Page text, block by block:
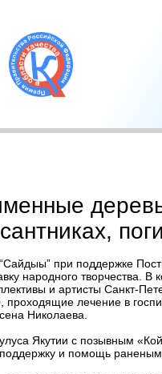
при поддержке
народного творчества. В
и артисты Санкт-
лечение в
Николаева.
Якутии с позывным
и помощь раненым